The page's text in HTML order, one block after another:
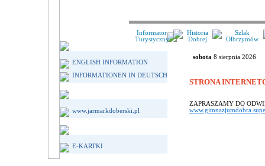
Informator
Turystyczny
Historia
Dobrej
Szlak
Olbrzymów
ENGLISH INFORMATION
INFORMATIONEN IN DEUTSCH
www.jarmarkdoberski.pl
E-KARTKI
sobota 8 sierpnia 2026
STRONA
ZAPRASZAMY DO